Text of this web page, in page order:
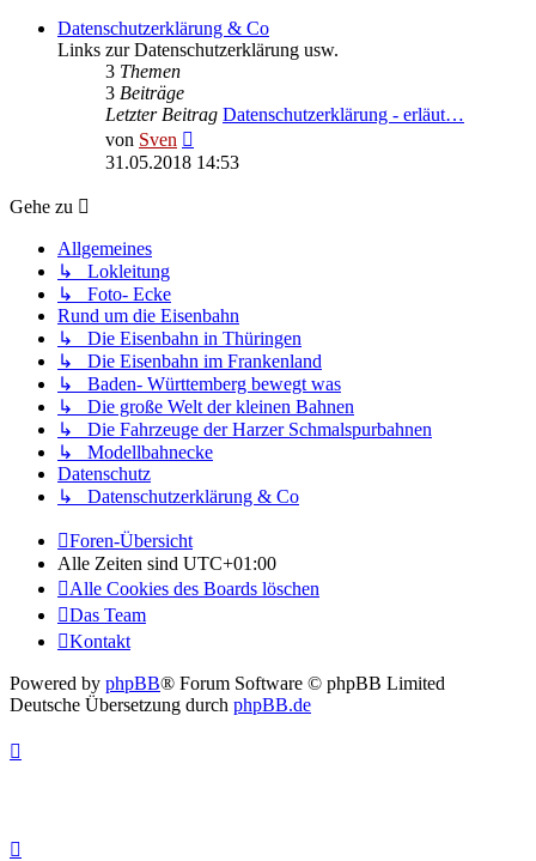
Datenschutzerklärung & Co
Links zur Datenschutzerklärung usw.
3 Themen
3 Beiträge
Letzter Beitrag Datenschutzerklärung - erläut…
von Sven
Beitrag
31.05.2018 14:53
Gehe zu
Allgemeines
↳ Lokleitung
↳ Foto- Ecke
Rund um die Eisenbahn
↳ Die Eisenbahn in Thüringen
↳ Die Eisenbahn im Frankenland
↳ Baden- Württemberg bewegt was
↳ Die große Welt der kleinen Bahnen
↳ Die Fahrzeuge der Harzer Schmalspurbahnen
↳ Modellbahnecke
Datenschutz
↳ Datenschutzerklärung & Co
Foren-Übersicht
Alle Zeiten sind UTC+01:00
Alle Cookies des Boards löschen
Das Team
Kontakt
Powered by phpBB® Forum Software © phpBB Limited
Deutsche Übersetzung durch phpBB.de